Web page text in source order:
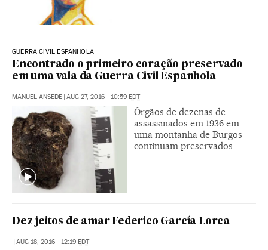
GUERRA CIVIL ESPANHOLA
Encontrado o primeiro coração preservado
em uma vala da Guerra Civil Espanhola
MANUEL ANSEDE | AUG 27, 2016 - 10:59 EDT
Órgãos de dezenas de
assassinados em 1936 em
uma montanha de Burgos
continuam preservados
Dez jeitos de amar Federico García Lorca
| AUG 18, 2016 - 12:19 EDT